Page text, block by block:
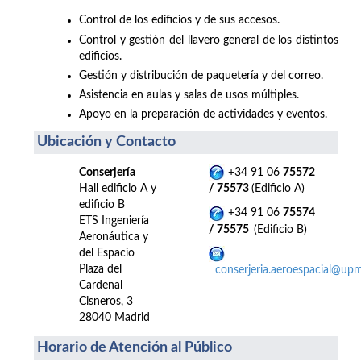
Control de los edificios y de sus accesos.
Control y gestión del llavero general de los distintos
edificios.
Gestión y distribución de paquetería y del correo.
Asistencia en aulas y salas de usos múltiples.
Apoyo en la preparación de actividades y eventos.
Ubicación y Contacto
Conserjería
Hall edificio A y
edificio B
ETS Ingeniería
Aeronáutica y
del Espacio
Plaza del
Cardenal
Cisneros, 3
28040 Madrid
+34 91 06 75572
/ 75573 (Edificio A)
+34 91 06 75574
/ 75575 (Edificio B)
Horario de Atención al Público